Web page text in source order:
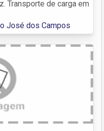
Transporte de carga em
José dos Campos